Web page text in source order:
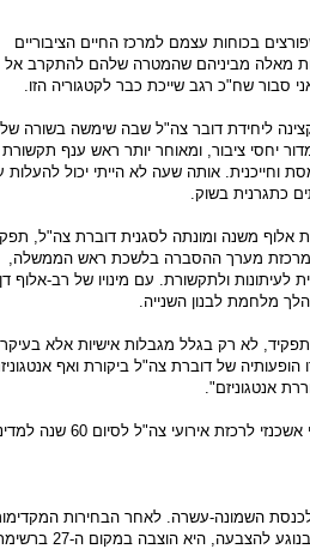
בכוחות עצמם למרכז החיים הציבוריים
מאלה מביניהם שהמטרה שלהם להתקרב אל
שח"כ רגב שייכת כבר לקטגוריה הזו.
ליחידת דובר צה"ל שבה שימשה בשורה של
יחסי ציבור, ומאוחר יותר ראש ענף תקשורת
וחייכנית. אותה שעה לא הייתי יכול להעלות
כתגרנית בשוק.
משנה ומונתה לסגנית דוברת צה"ל,
מערך ההסברה בלשכת ראש הממשלה,
ולתקשורת. עם מינויו של רב-אלוף דן
מלחמת לבנון השנייה.
לא רק בגלל מגבלות אישיות אלא בעיקר
של דוברת צה"ל ביקורת ואף
אנטגוניזם".
אחרי סיום שירותה כדוברת צה"ל מינה אותה הרמטכ"ל לשעבר גבי אשכנזי לרכזת אירועי צה"ל
לכנסת השמונה-עשרה. לאחר הבחירות
דורגה תחילה במקום ה-34 ברשימה, ולאחר קבלת ערעור, שהוגש בנוגע להצבעה, היא הוצבה